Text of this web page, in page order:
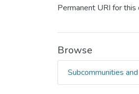
Permanent URI for this
Browse
Subcommunities